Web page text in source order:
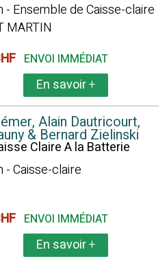
- Ensemble de Caisse-claire
MARTIN
ENVOI IMMÉDIAT
En savoir+
Alain Dautricourt,
& Bernard Zielinski
Claire A la Batterie
- Caisse-claire
ENVOI IMMÉDIAT
En savoir+